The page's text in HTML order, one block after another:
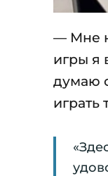
— Мне
игры я
думаю